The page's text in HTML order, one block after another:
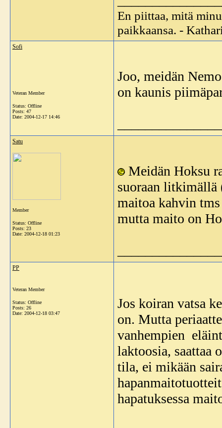
En piittaa, mitä
paikkaansa. -
Sofi
Veteran Member
Status: Offline
Posts: 47
Date: 2004-12-17 14:46
Joo, meidän
on kaunis
Satu
Member
Status: Offline
Posts: 23
Date: 2004-12-18 01:23
Meidän Hoksu
suoraan litkimällä
maitoa kahvin tms
mutta maito on
PP
Veteran Member
Status: Offline
Posts: 26
Date: 2004-12-18 03:47
Jos koiran vatsa
on. Mutta
vanhempien
laktoosia, saattaa
tila, ei mikään
hapatuksessa